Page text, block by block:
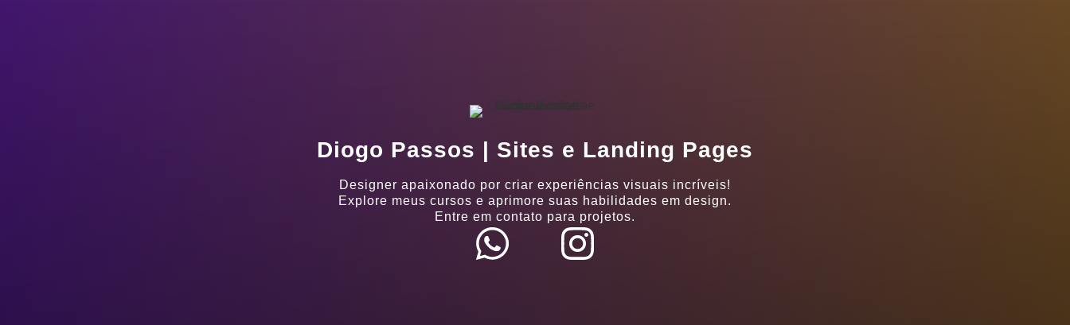
Diogo Passos | Sites e Landing Pages
Designer apaixonado por criar experiências visuais incríveis!
Explore meus cursos e aprimore suas habilidades em design.
Entre em contato para projetos.